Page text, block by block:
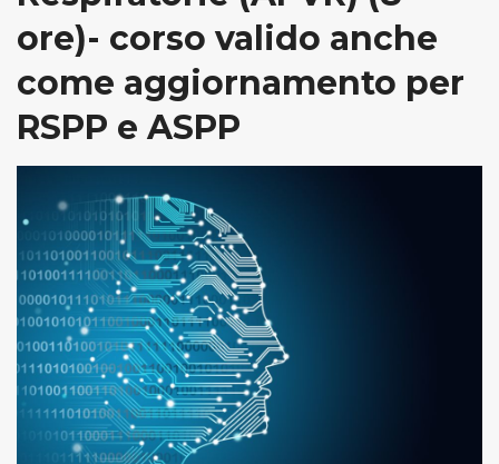
ore)- corso valido anche
come aggiornamento per
RSPP e ASPP